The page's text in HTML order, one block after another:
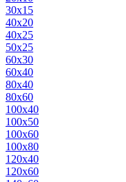
30х15
40х20
40х25
50х25
60х30
60х40
80х40
80х60
100х40
100х50
100х60
100х80
120х40
120х60